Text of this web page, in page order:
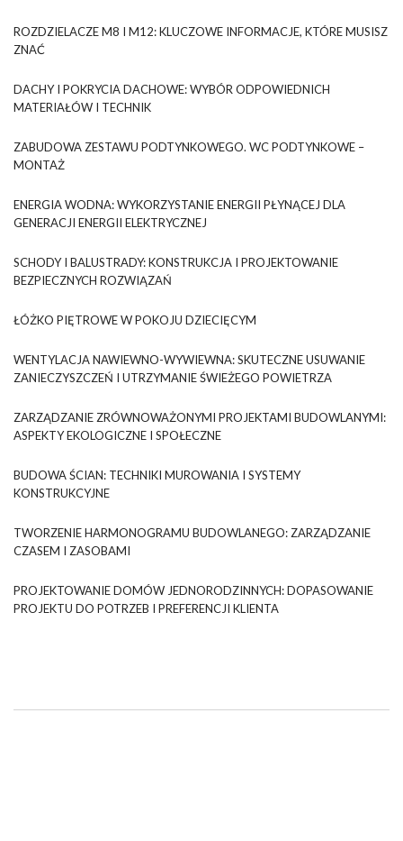
ROZDZIELACZE M8 I M12: KLUCZOWE INFORMACJE, KTÓRE MUSISZ
ZNAĆ
DACHY I POKRYCIA DACHOWE: WYBÓR ODPOWIEDNICH
MATERIAŁÓW I TECHNIK
ZABUDOWA ZESTAWU PODTYNKOWEGO. WC PODTYNKOWE –
MONTAŻ
ENERGIA WODNA: WYKORZYSTANIE ENERGII PŁYNĄCEJ DLA
GENERACJI ENERGII ELEKTRYCZNEJ
SCHODY I BALUSTRADY: KONSTRUKCJA I PROJEKTOWANIE
BEZPIECZNYCH ROZWIĄZAŃ
ŁÓŻKO PIĘTROWE W POKOJU DZIECIĘCYM
WENTYLACJA NAWIEWNO-WYWIEWNA: SKUTECZNE USUWANIE
ZANIECZYSZCZEŃ I UTRZYMANIE ŚWIEŻEGO POWIETRZA
ZARZĄDZANIE ZRÓWNOWAŻONYMI PROJEKTAMI BUDOWLANYMI:
ASPEKTY EKOLOGICZNE I SPOŁECZNE
BUDOWA ŚCIAN: TECHNIKI MUROWANIA I SYSTEMY
KONSTRUKCYJNE
TWORZENIE HARMONOGRAMU BUDOWLANEGO: ZARZĄDZANIE
CZASEM I ZASOBAMI
PROJEKTOWANIE DOMÓW JEDNORODZINNYCH: DOPASOWANIE
PROJEKTU DO POTRZEB I PREFERENCJI KLIENTA